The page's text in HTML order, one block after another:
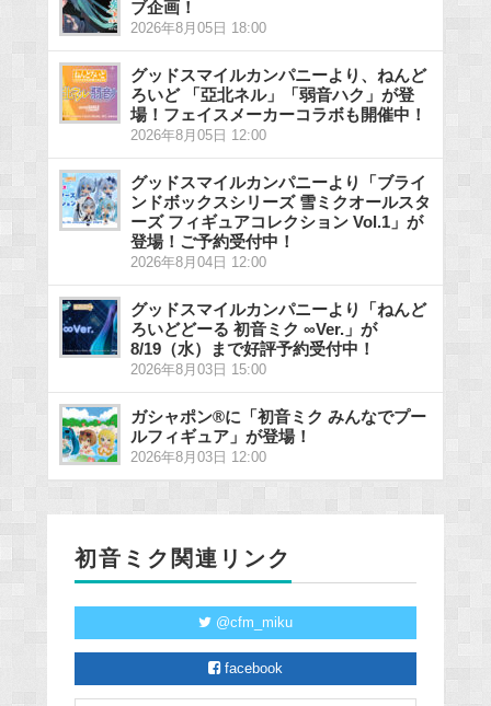
ブ企画！
2026年8月05日 18:00
グッドスマイルカンパニーより、ねんど
ろいど 「亞北ネル」「弱音ハク」が登
場！フェイスメーカーコラボも開催中！
2026年8月05日 12:00
グッドスマイルカンパニーより「ブライ
ンドボックスシリーズ 雪ミクオールスタ
ーズ フィギュアコレクション Vol.1」が
登場！ご予約受付中！
2026年8月04日 12:00
グッドスマイルカンパニーより「ねんど
ろいどどーる 初音ミク ∞Ver.」が
8/19（水）まで好評予約受付中！
2026年8月03日 15:00
ガシャポン®に「初音ミク みんなでプー
ルフィギュア」が登場！
2026年8月03日 12:00
初音ミク関連リンク
@cfm_miku
facebook